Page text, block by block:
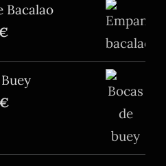
Bacalao